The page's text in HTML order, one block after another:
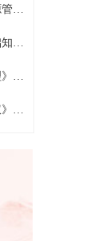
2023年中级经济师考试《人力资源管理》预习试卷（三）
2023年中级经济师考试《经济基础知识》预习试卷（二）
2023年中级经济师考试《工商管理》预习试卷（三）
2023年中级经济师考试《知识产权》预习试卷（二）